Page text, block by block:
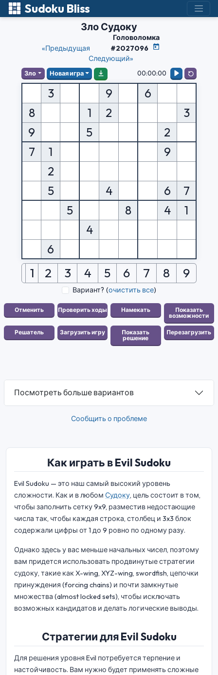
Sudoku Bliss
Зло Судоку
«Предыдущая
Головоломка
#2027096
Следующий»
Зло Новая игра 00:00:00
3 9
6
8
1 2
3
9
5
2
7
1
9
2
5
4 6
7
5
8 4
1
4
6
1 2 3 4 5 6 7 8 9
Вариант? (очистить все)
Посмотреть больше вариантов
Сообщить о проблеме
Как играть в Evil Sudoku
Evil Sudoku — это наш самый высокий уровень
сложности. Как и в любом Судоку, цель состоит в том,
чтобы заполнить сетку 9x9, разместив недостающие
числа так, чтобы каждая строка, столбец и 3x3 блок
содержали цифры от 1 до 9 ровно по одному разу.
Однако здесь у вас меньше начальных чисел, поэтому
вам придется использовать продвинутые стратегии
судоку, такие как X-wing, XYZ-wing, swordfish, цепочки
принуждения (forcing chains) и почти замкнутые
множества (almost locked sets), чтобы исключать
возможных кандидатов и делать логические выводы.
Стратегии для Evil Sudoku
Для решения уровня Evil потребуется терпение и
настойчивость. Вам нужно будет применять сложные